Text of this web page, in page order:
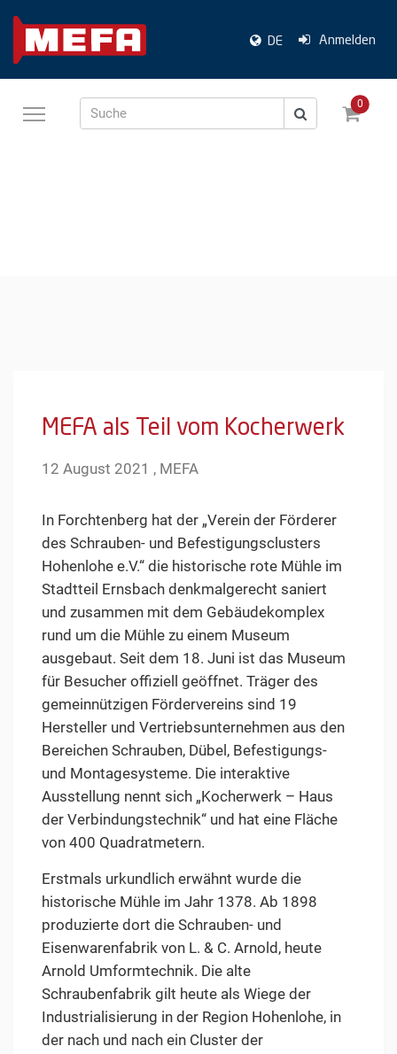
DE Anmelden
Suche
0
MEFA als Teil vom Kocherwerk
12 August 2021 , MEFA
In Forchtenberg hat der „Verein der Förderer
des Schrauben- und Befestigungsclusters
Hohenlohe e.V.“ die historische rote Mühle im
Stadtteil Ernsbach denkmalgerecht saniert
und zusammen mit dem Gebäudekomplex
rund um die Mühle zu einem Museum
ausgebaut. Seit dem 18. Juni ist das Museum
für Besucher offiziell geöffnet. Träger des
gemeinnützigen Fördervereins sind 19
Hersteller und Vertriebsunternehmen aus den
Bereichen Schrauben, Dübel, Befestigungs-
und Montagesysteme. Die interaktive
Ausstellung nennt sich „Kocherwerk – Haus
der Verbindungstechnik“ und hat eine Fläche
von 400 Quadratmetern.
Erstmals urkundlich erwähnt wurde die
historische Mühle im Jahr 1378. Ab 1898
produzierte dort die Schrauben- und
Eisenwarenfabrik von L. & C. Arnold, heute
Arnold Umformtechnik. Die alte
Schraubenfabrik gilt heute als Wiege der
Industrialisierung in der Region Hohenlohe, in
der nach und nach ein Cluster der